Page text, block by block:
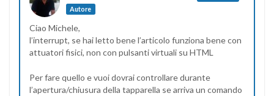
Autore
Ciao Michele,
l’interrupt, se hai letto bene l’articolo funziona bene con
attuatori fisici, non con pulsanti virtuali su HTML
Per fare quello e vuoi dovrai controllare durante
l’apertura/chiusura della tapparella se arriva un comando